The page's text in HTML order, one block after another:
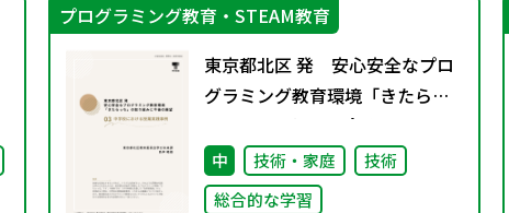
プログラミング教育・STEAM教育
東京都北区 発 安心安全なプロ
グラミング教育環境「きたらっ
ち」の取り組みと今後の展
望 03 中学校における授業
実践事例
中 技術・家庭
技術
総合的な学習